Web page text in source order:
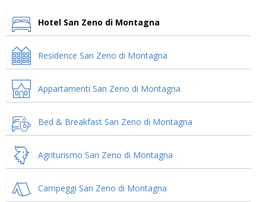
Hotel San Zeno di Montagna
Residence San Zeno di Montagna
Appartamenti San Zeno di Montagna
Bed & Breakfast San Zeno di Montagna
Agriturismo San Zeno di Montagna
Campeggi San Zeno di Montagna